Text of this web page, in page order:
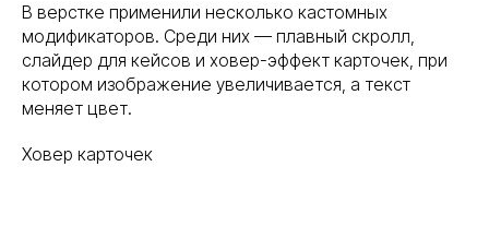
В верстке применили несколько кастомных
модификаторов. Среди них — плавный скролл,
слайдер для кейсов и ховер-эффект карточек, при
котором изображение увеличивается, а текст
меняет цвет.
Ховер карточек